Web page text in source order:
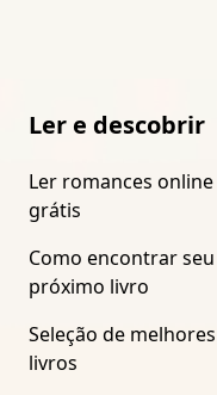
Ler e descobrir
Ler romances online
grátis
Como encontrar seu
próximo livro
Seleção de melhores
livros